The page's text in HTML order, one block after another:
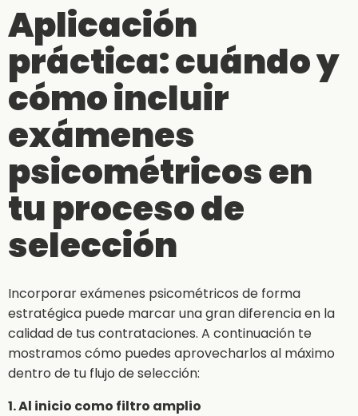
Aplicación
práctica: cuándo y
cómo incluir
exámenes
psicométricos en
tu proceso de
selección
Incorporar exámenes psicométricos de forma
estratégica puede marcar una gran diferencia en la
calidad de tus contrataciones. A continuación te
mostramos cómo puedes aprovecharlos al máximo
dentro de tu flujo de selección:
1. Al inicio como filtro amplio